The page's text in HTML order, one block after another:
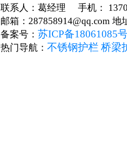
联系人：葛经理 手机：
邮箱：287858914@qq.com
备案号： 苏ICP备18061085
热门导航： 不锈钢护栏 桥梁